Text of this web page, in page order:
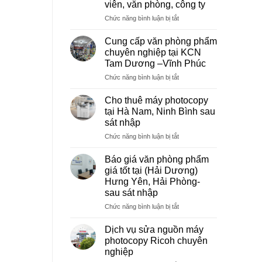
viên, văn phòng, công ty
Chức năng bình luận bị tắtở
vụ
photocopy
giá
rẻ
hà
–
Báo
giá
tài
cho
học
sinh,
sinh
văn
công
ty
Cung cấp văn phòng phẩm
chuyên nghiệp tại KCN
Tam Dương –Vĩnh Phúc
Chức năng bình luận bị tắtở
cấp
văn
phòng
chuyên
tại
KCN
Tam
Dương
Vĩnh
Cho thuê máy photocopy
tại Hà Nam, Ninh Bình sau
sát nhập
Chức năng bình luận bị tắtở
máy
photocopy
tại
Nam,
sau
sát
Báo giá văn phòng phẩm
giá tốt tại (Hải Dương)
Hưng Yên, Hải Phòng-
sau sát nhập
Chức năng bình luận bị tắtở
văn
phòng
Dịch vụ sửa nguồn máy
photocopy Ricoh chuyên
nghiệp